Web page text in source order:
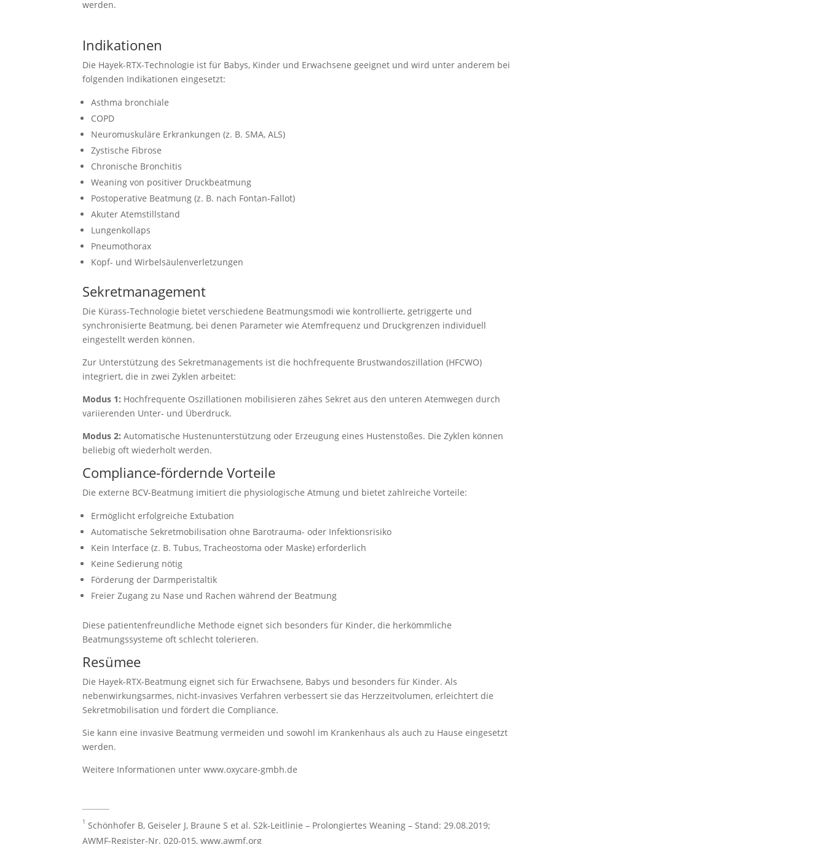
werden.
Indikationen
Die Hayek-RTX-Technologie ist für Babys, Kinder und Erwachsene geeignet und wird unter anderem bei
folgenden Indikationen eingesetzt:
Asthma bronchiale
COPD
Neuromuskuläre Erkrankungen (z. B. SMA, ALS)
Zystische Fibrose
Chronische Bronchitis
Weaning von positiver Druckbeatmung
Postoperative Beatmung (z. B. nach Fontan-Fallot)
Akuter Atemstillstand
Lungenkollaps
Pneumothorax
Kopf- und Wirbelsäulenverletzungen
Sekretmanagement
Die Kürass-Technologie bietet verschiedene Beatmungsmodi wie kontrollierte, getriggerte und
synchronisierte Beatmung, bei denen Parameter wie Atemfrequenz und Druckgrenzen individuell
eingestellt werden können.
Zur Unterstützung des Sekretmanagements ist die hochfrequente Brustwandoszillation (HFCWO)
integriert, die in zwei Zyklen arbeitet:
Modus 1: Hochfrequente Oszillationen mobilisieren zähes Sekret aus den unteren Atemwegen durch
variierenden Unter- und Überdruck.
Modus 2: Automatische Hustenunterstützung oder Erzeugung eines Hustenstoßes. Die Zyklen können
beliebig oft wiederholt werden.
Compliance-fördernde Vorteile
Die externe BCV-Beatmung imitiert die physiologische Atmung und bietet zahlreiche Vorteile:
Ermöglicht erfolgreiche Extubation
Automatische Sekretmobilisation ohne Barotrauma- oder Infektionsrisiko
Kein Interface (z. B. Tubus, Tracheostoma oder Maske) erforderlich
Keine Sedierung nötig
Förderung der Darmperistaltik
Freier Zugang zu Nase und Rachen während der Beatmung
Diese patientenfreundliche Methode eignet sich besonders für Kinder, die herkömmliche
Beatmungssysteme oft schlecht tolerieren.
Resümee
Die Hayek-RTX-Beatmung eignet sich für Erwachsene, Babys und besonders für Kinder. Als
nebenwirkungsarmes, nicht-invasives Verfahren verbessert sie das Herzzeitvolumen, erleichtert die
Sekretmobilisation und fördert die Compliance.
Sie kann eine invasive Beatmung vermeiden und sowohl im Krankenhaus als auch zu Hause eingesetzt
werden.
Weitere Informationen unter www.oxycare-gmbh.de
1 Schönhofer B, Geiseler J, Braune S et al. S2k-Leitlinie – Prolongiertes Weaning – Stand: 29.08.2019;
AWMF-Register-Nr. 020-015, www.awmf.org